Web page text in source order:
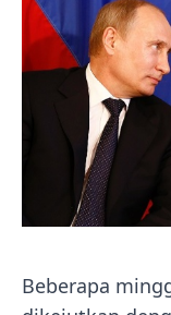
Beberapa